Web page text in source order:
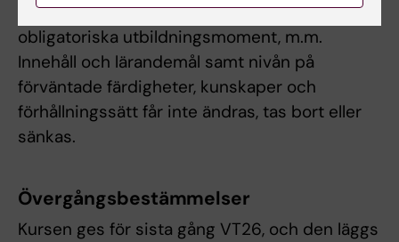
komplettering eller undantag från
obligatoriska utbildningsmoment, m.m.
Innehåll och lärandemål samt nivån på
förväntade färdigheter, kunskaper och
förhållningssätt får inte ändras, tas bort eller
sänkas.
Övergångsbestämmelser
Kursen ges för sista gång VT26, och den läggs